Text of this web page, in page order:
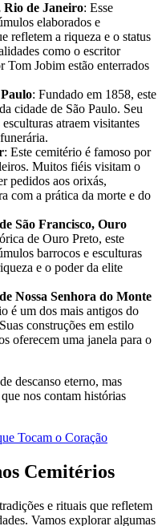
Rio de Janeiro: Esse
elaborados e
refletem a riqueza e o status
como o escritor
Tom Jobim estão enterrados
: Fundado em 1858, este
cidade de São Paulo. Seu
atraem visitantes
: Este cemitério é famoso por
Muitos fiéis visitam o
pedidos aos orixás,
com a prática da morte e do
São Francisco, Ouro
de Ouro Preto, este
barrocos e esculturas
e o poder da elite
Nossa Senhora do Monte
é um dos mais antigos do
construções em estilo
oferecem uma janela para o
descanso eterno, mas
nos contam histórias
Tocam o Coração
Cemitérios
e rituais que refletem
Vamos explorar algumas